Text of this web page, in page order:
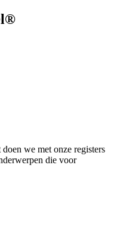
we met onze registers
die voor